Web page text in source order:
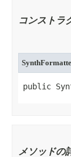
コンストラ
public
メソッドの